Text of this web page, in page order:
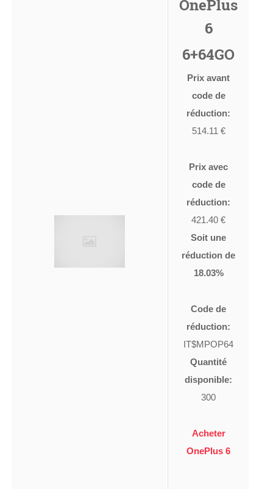
OnePlus
6
6+64GO
Prix avant
code de
réduction:
514.11 €
Prix avec
code de
réduction:
421.40 €
Soit une
réduction de
18.03%
Code de
réduction:
IT$MPOP64
Quantité
disponible:
300
Acheter
OnePlus 6